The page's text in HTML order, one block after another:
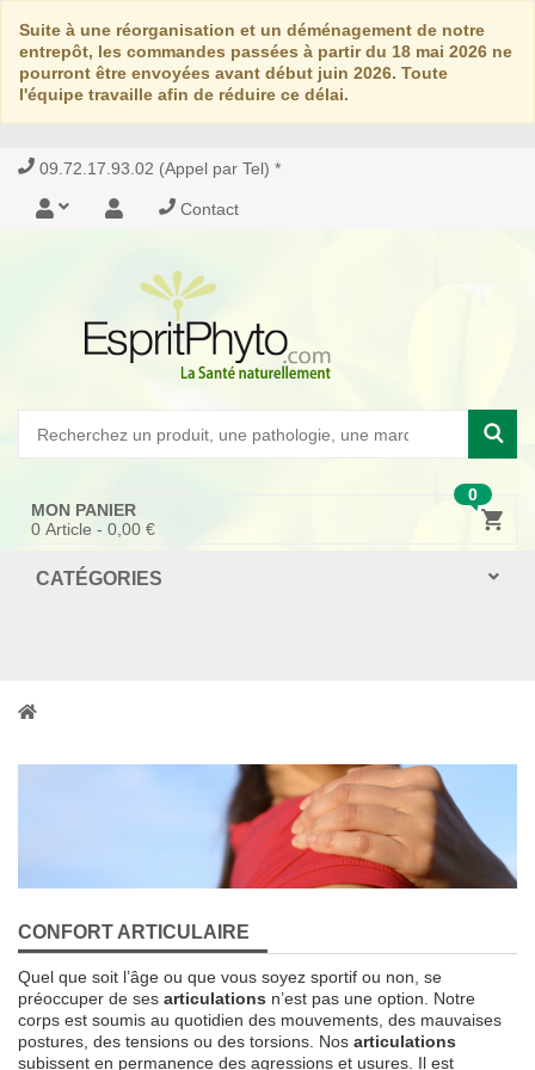
Suite à une réorganisation et un déménagement de notre
entrepôt, les commandes passées à partir du 18 mai 2026 ne
pourront être envoyées avant début juin 2026. Toute
l'équipe travaille afin de réduire ce délai.
09.72.17.93.02 (Appel par Tel) *
Contact
0
MON PANIER
0 Article - 0,00 €
CATÉGORIES
CONFORT ARTICULAIRE
Quel que soit l’âge ou que vous soyez sportif ou non, se
préoccuper de ses articulations n’est pas une option. Notre
corps est soumis au quotidien des mouvements, des mauvaises
postures, des tensions ou des torsions. Nos articulations
subissent en permanence des agressions et usures. Il est